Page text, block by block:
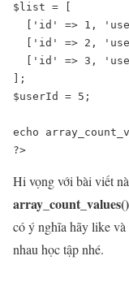
$list = [
['id' => 1,
['id' => 2,
['id' => 3,
];
$userId = 5;
echo
?>
Hi vọng với bài viết
array_count_values()
có ý nghĩa hãy like
nhau học tập nhé.